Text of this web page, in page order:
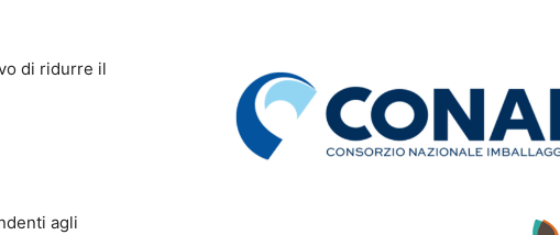
di ridurre il
agli